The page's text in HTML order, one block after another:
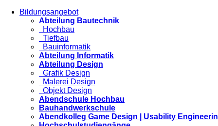
Bildungsangebot
Abteilung Bautechnik
Hochbau
Tiefbau
Bauinformatik
Abteilung Informatik
Abteilung Design
Grafik Design
Malerei Design
Objekt Design
Abendschule Hochbau
Bauhandwerkschule
Abendkolleg Game Design | Usability